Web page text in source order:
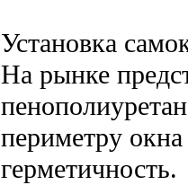
Установка
На рынке
периметру
герметичность.